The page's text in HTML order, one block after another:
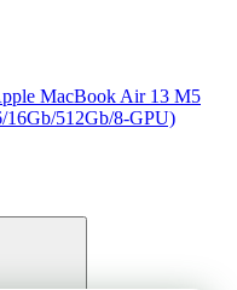
MacBook Air 13 M5
512Gb/8-GPU)